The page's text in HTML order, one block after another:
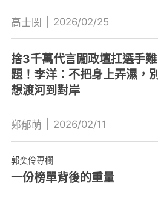
高士閔 2026/02/25
捨3千萬代言闖政壇扛選手難
題！李洋：不把身上弄濕，別
想渡河到對岸
鄭郁萌 2026/02/11
郭奕伶專欄
一份榜單背後的重量